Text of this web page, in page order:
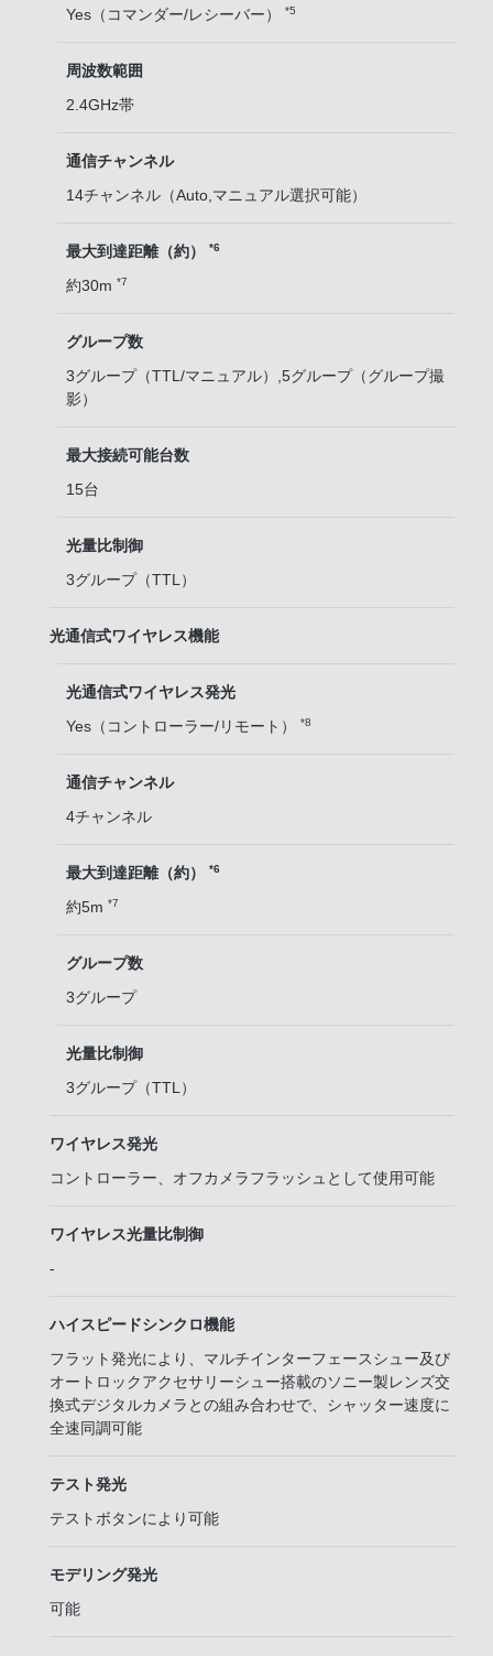
Yes（コマンダー/レシーバー） *5
周波数範囲
2.4GHz帯
通信チャンネル
14チャンネル（Auto,マニュアル選択可能）
最大到達距離（約） *6
約30m *7
グループ数
3グループ（TTL/マニュアル）,5グループ（グループ撮
影）
最大接続可能台数
15台
光量比制御
3グループ（TTL）
光通信式ワイヤレス機能
光通信式ワイヤレス発光
Yes（コントローラー/リモート） *8
通信チャンネル
4チャンネル
最大到達距離（約） *6
約5m *7
グループ数
3グループ
光量比制御
3グループ（TTL）
ワイヤレス発光
コントローラー、オフカメラフラッシュとして使用可能
ワイヤレス光量比制御
-
ハイスピードシンクロ機能
フラット発光により、マルチインターフェースシュー及び
オートロックアクセサリーシュー搭載のソニー製レンズ交
換式デジタルカメラとの組み合わせで、シャッター速度に
全速同調可能
テスト発光
テストボタンにより可能
モデリング発光
可能